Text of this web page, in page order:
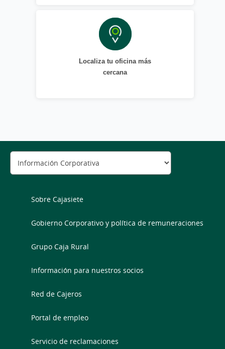
Localiza tu oficina más
cercana
Sobre Cajasiete
Gobierno Corporativo y política de remuneraciones
Grupo Caja Rural
Información para nuestros socios
Red de Cajeros
Portal de empleo
Servicio de reclamaciones